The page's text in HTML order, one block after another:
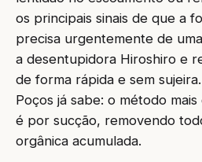
os principais sinais de que a
precisa urgentemente de
a desentupidora Hiroshiro e
de forma rápida e sem
Poços já sabe: o método
é por sucção, removendo
orgânica acumulada.